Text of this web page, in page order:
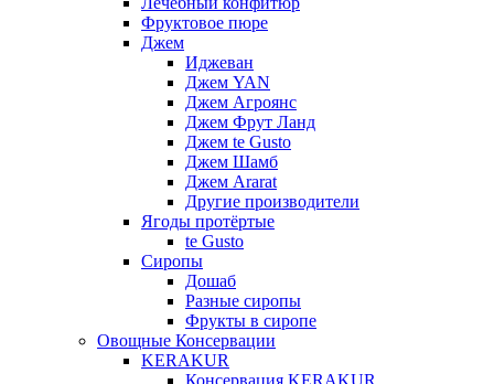
Фруктовое пюре
Джем
Иджеван
Джем YAN
Джем Агроянс
Джем Фрут Ланд
Джем te Gusto
Джем Шамб
Джем Ararat
Другие производители
Ягоды протёртые
te Gusto
Сиропы
Дошаб
Разные сиропы
Фрукты в сиропе
Овощные Консервации
KERAKUR
Консервация KERAKUR